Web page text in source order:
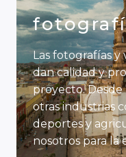
Las fotografías y
dan calidad y
proyecto.
otras industrias
deportes y
nosotros para la